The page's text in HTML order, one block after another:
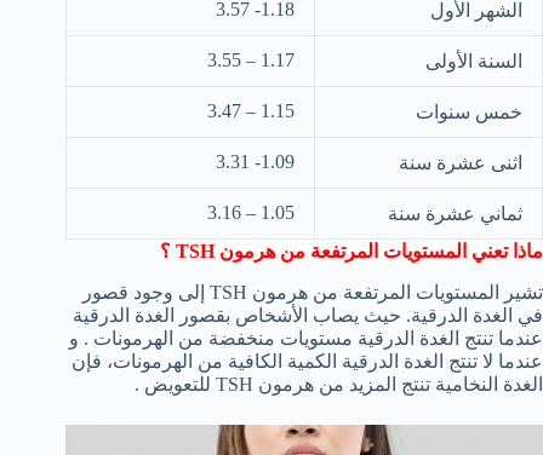
الشهر الأول 1.18- 3.57
السنة الأولى 1.17 – 3.55
خمس سنوات 1.15 – 3.47
اثنى عشرة سنة 1.09- 3.31
ثماني عشرة سنة
1.05 – 3.16
ماذا تعني المستويات المرتفعة من هرمونTSH ؟
تشير المستويات المرتفعة من هرمون TSH إلى وجود قصور
في الغدة الدرقية. حيث يصاب الأشخاص بقصور الغدة الدرقية
عندما تنتج الغدة الدرقية مستويات منخفضة من الهرمونات . و
عندما لا تنتج الغدة الدرقية الكمية الكافية من الهرمونات، فإن
الغدة النخامية تنتج المزيد من هرمون TSH للتعويض .